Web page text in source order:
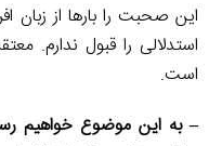
این صحبت را بارها از زبان
استدلالی را قبول ندارم.
است.
– به این موضوع خواهیم